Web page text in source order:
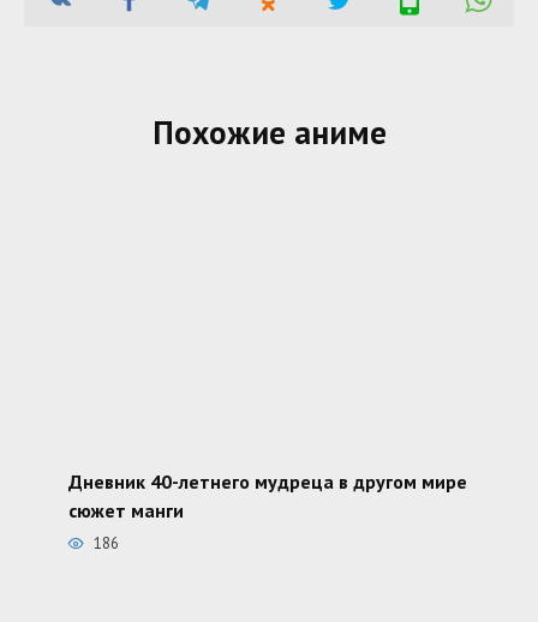
Похожие аниме
Дневник 40-летнего мудреца в другом мире
сюжет манги
186